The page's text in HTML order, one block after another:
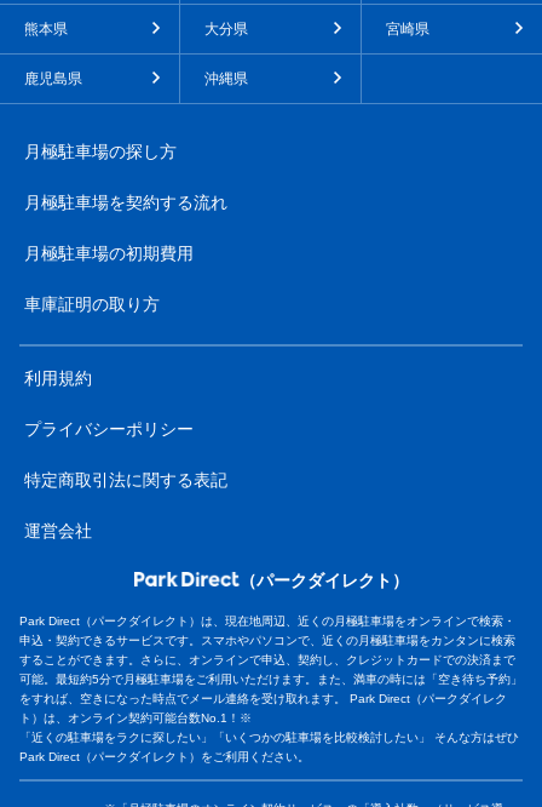
熊本県 大分県 宮崎県
鹿児島県 沖縄県
月極駐車場の探し方
月極駐車場を契約する流れ
月極駐車場の初期費用
車庫証明の取り方
利用規約
プライバシーポリシー
特定商取引法に関する表記
運営会社
（パークダイレクト）
Park Direct（パークダイレクト）は、現在地周辺、近くの月極駐車場をオンラインで検索・
申込・契約できるサービスです。スマホやパソコンで、近くの月極駐車場をカンタンに検索
することができます。さらに、オンラインで申込、契約し、クレジットカードでの決済まで
可能。最短約5分で月極駐車場をご利用いただけます。また、満車の時には「空き待ち予約」
をすれば、空きになった時点でメール連絡を受け取れます。 Park Direct（パークダイレク
ト）は、オンライン契約可能台数No.1！※
「近くの駐車場をラクに探したい」「いくつかの駐車場を比較検討したい」 そんな方はぜひ
Park Direct（パークダイレクト）をご利用ください。